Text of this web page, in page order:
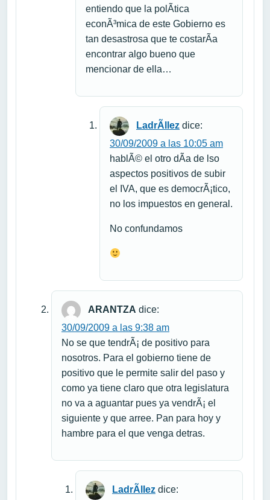
entiendo que la polÃ­tica
econÃ³mica de este Gobierno es
tan desastrosa que te costarÃ­a
encontrar algo bueno que
mencionar de ella…
LadrÃ­llez dice:
30/09/2009 a las 10:05 am
hablÃ© el otro dÃ­a de lso
aspectos positivos de subir
el IVA, que es democrÃ¡tico,
no los impuestos en general.
No confundamos
ARANTZA dice:
30/09/2009 a las 9:38 am
No se que tendrÃ¡ de positivo para
nosotros. Para el gobierno tiene de
positivo que le permite salir del paso y
como ya tiene claro que otra legislatura
no va a aguantar pues ya vendrÃ¡ el
siguiente y que arree. Pan para hoy y
hambre para el que venga detras.
LadrÃ­llez dice: